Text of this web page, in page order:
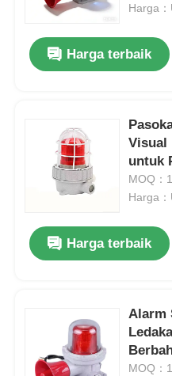
Produk
Wisata pabrik
Hubungi kami
Harga
Harga terbaik
Visual
untuk
MOQ：1
Harga
Harga terbaik
Alarm
MOQ：1